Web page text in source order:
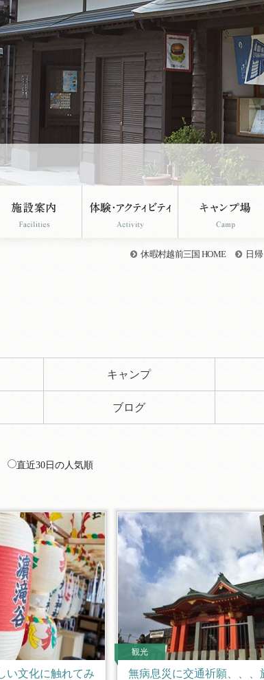
休暇村越前三国 HOME 日
キャンプ
ブログ
直近30日の人気順
い文化に触れてみ
観光
無病息災に交通祈願、、、